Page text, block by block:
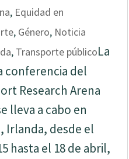
, Equidad en
, Género, Noticia
, Transporte públicoLa
conferencia del
Research Arena
lleva a cabo en
Irlanda, desde el
hasta el 18 de abril,